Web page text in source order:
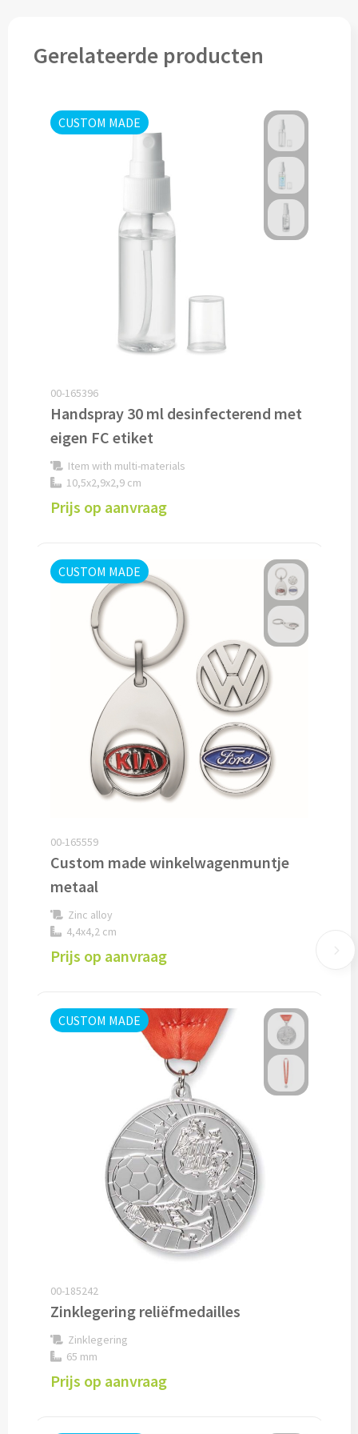
Bierglazen bedrukken
Wijnkaraffen bedrukken
Wijngeschenken bedrukken
Drinksets bedrukken
Cocktailsets bedrukken
Heupflesjes bedrukken
Proteine shakers bedrukken
IJsblokjes bedrukken
Alle drinkwaren
Custom made
Custom made drinkflessen
Custom made IZY Bottles
Lunchboxen bedrukken
Voedselcontainers bedrukken
Snoeppotten bedrukken
Snoepblikken bedrukken
Lollies bedrukken
Chocolade & Bonbons bedrukken
Kauwgom bedrukken
Koeken & Chips
Koekjes bedrukken
Brievenbus taarten
Gerelateerde producten
CUSTOM MADE
00-165396
Handspray 30 ml desinfecterend met
eigen FC etiket
Item with multi-materials
10,5x2,9x2,9 cm
Prijs op aanvraag
CUSTOM MADE
00-165559
Custom made winkelwagenmuntje
metaal
Zinc alloy
4,4x4,2 cm
Prijs op aanvraag
CUSTOM MADE
00-185242
Zinklegering reliëfmedailles
Zinklegering
65 mm
Prijs op aanvraag